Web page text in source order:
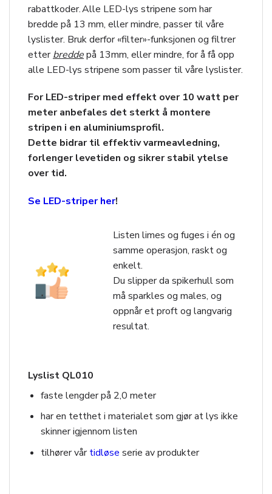
rabattkoder. Alle LED-lys stripene som har
bredde på 13 mm, eller mindre, passer til våre
lyslister. Bruk derfor «filter»-funksjonen og filtrer
etterbreddepå 13mm, eller mindre, for å få opp
alle LED-lys stripene som passer til våre lyslister.
For LED-striper med effekt over 10 watt per
meter anbefales det sterkt å montere
stripen i en aluminiumsprofil.
Dette bidrar til effektiv varmeavledning,
forlenger levetiden og sikrer stabil ytelse
over tid.
Se LED-striper her!
Listen limes og fuges i én og
samme operasjon, raskt og
enkelt.
Du slipper da spikerhull som
må sparkles og males, og
oppnår et proft og langvarig
resultat.
Lyslist QL010
faste lengder på 2,0 meter
har en tetthet i materialet som gjør at lys ikke
skinner igjennom listen
tilhører vårtidløse serie av produkter